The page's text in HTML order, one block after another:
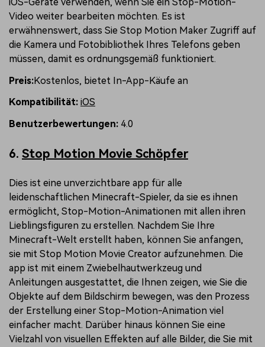
Video weiter bearbeiten möchten. Es ist
erwähnenswert, dass Sie Stop Motion Maker Zugriff auf
die Kamera und Fotobibliothek Ihres Telefons geben
müssen, damit es ordnungsgemäß funktioniert.
Preis:Kostenlos, bietet In-App-Käufe an
Kompatibilität: iOS
Benutzerbewertungen: 4.0
6. Stop Motion Movie Schöpfer
Dies ist eine unverzichtbare app für alle
leidenschaftlichen Minecraft-Spieler, da sie es ihnen
ermöglicht, Stop-Motion-Animationen mit allen ihren
Lieblingsfiguren zu erstellen. Nachdem Sie Ihre
Minecraft-Welt erstellt haben, können Sie anfangen,
sie mit Stop Motion Movie Creator aufzunehmen. Die
app ist mit einem Zwiebelhautwerkzeug und
Anleitungen ausgestattet, die Ihnen zeigen, wie Sie die
Objekte auf dem Bildschirm bewegen, was den Prozess
der Erstellung einer Stop-Motion-Animation viel
einfacher macht. Darüber hinaus können Sie eine
Vielzahl von visuellen Effekten auf alle Bilder, die Sie mit